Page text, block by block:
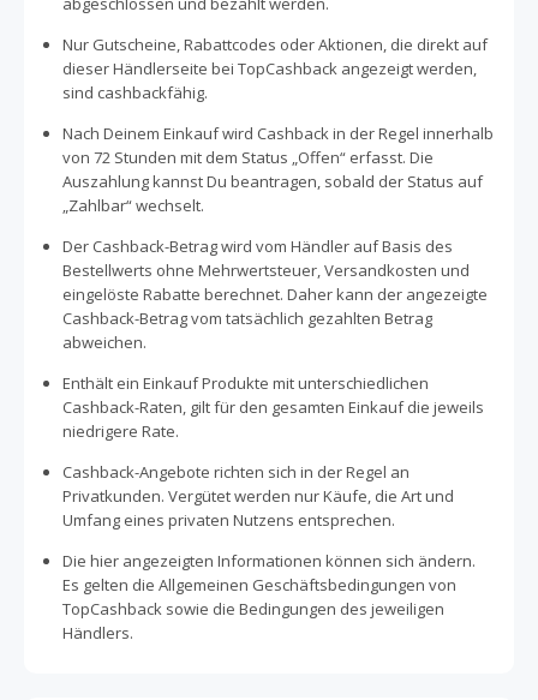
Nur Gutscheine, Rabattcodes oder Aktionen, die direkt auf
dieser Händlerseite bei TopCashback angezeigt werden,
sind cashbackfähig.
Nach Deinem Einkauf wird Cashback in der Regel innerhalb
von 72 Stunden mit dem Status „Offen“ erfasst. Die
Auszahlung kannst Du beantragen, sobald der Status auf
„Zahlbar“ wechselt.
Der Cashback-Betrag wird vom Händler auf Basis des
Bestellwerts ohne Mehrwertsteuer, Versandkosten und
eingelöste Rabatte berechnet. Daher kann der angezeigte
Cashback-Betrag vom tatsächlich gezahlten Betrag
abweichen.
Enthält ein Einkauf Produkte mit unterschiedlichen
Cashback-Raten, gilt für den gesamten Einkauf die jeweils
niedrigere Rate.
Cashback-Angebote richten sich in der Regel an
Privatkunden. Vergütet werden nur Käufe, die Art und
Umfang eines privaten Nutzens entsprechen.
Die hier angezeigten Informationen können sich ändern.
Es gelten die Allgemeinen Geschäftsbedingungen von
TopCashback sowie die Bedingungen des jeweiligen
Händlers.